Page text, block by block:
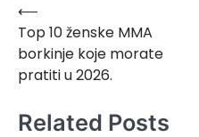
Post
navigation
⟵
Top 10 ženske MMA
borkinje koje morate
pratiti u 2026.
Related Posts